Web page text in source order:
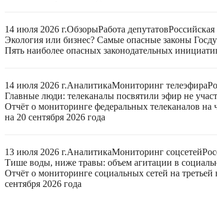
14 июля 2026 г.ОбзорыРабота депутатов
Экология или бизнес? Самые опасные законы
Пять наиболее опасных законодательных
14 июля 2026 г.АналитикаМониторинг телеэфира
Главные люди: телеканалы посвятили эфир не
Отчёт о мониторинге федеральных телеканалов
на 20 сентября 2026 года
13 июля 2026 г.АналитикаМониторинг соцсетей
Тише воды, ниже травы: объем агитации в
Отчёт о мониторинге социальных сетей на
сентября 2026 года